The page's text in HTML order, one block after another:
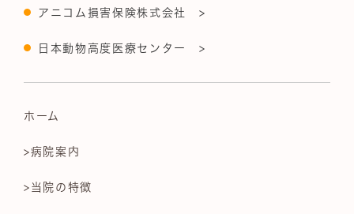
アニコム損害保険株式会社 >
日本動物高度医療センター >
ホーム
>病院案内
>当院の特徴